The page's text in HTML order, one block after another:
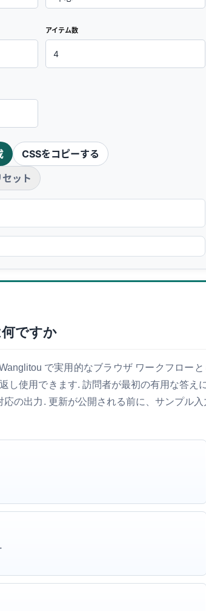
アイテム数
CSSをコピーする
セット
ですか
で実用的なブラウザ ワークフロー
し使用できます. 訪問者が最初の有用な答
応の出力. 更新が公開される前に、サンプル